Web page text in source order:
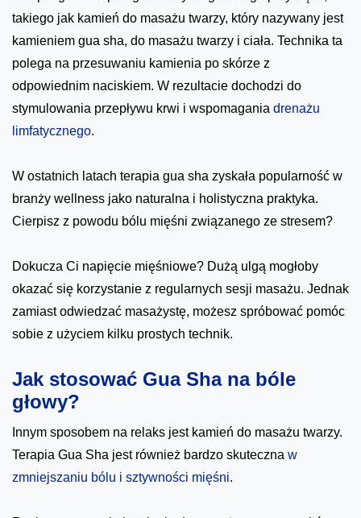
takiego jak kamień do masażu twarzy, który nazywany jest
kamieniem gua sha, do masażu twarzy i ciała. Technika ta
polega na przesuwaniu kamienia po skórze z
odpowiednim naciskiem. W rezultacie dochodzi do
stymulowania przepływu krwi i wspomagania drenażu
limfatycznego.
W ostatnich latach terapia gua sha zyskała popularność w
branży wellness jako naturalna i holistyczna praktyka.
Cierpisz z powodu bólu mięśni związanego ze stresem?
Dokucza Ci napięcie mięśniowe? Dużą ulgą mogłoby
okazać się korzystanie z regularnych sesji masażu. Jednak
zamiast odwiedzać masażystę, możesz spróbować pomóc
sobie z użyciem kilku prostych technik.
Jak stosować Gua Sha na bóle
głowy?
Innym sposobem na relaks jest kamień do masażu twarzy.
Terapia Gua Sha jest również bardzo skuteczna w
zmniejszaniu bólu i sztywności mięśni.